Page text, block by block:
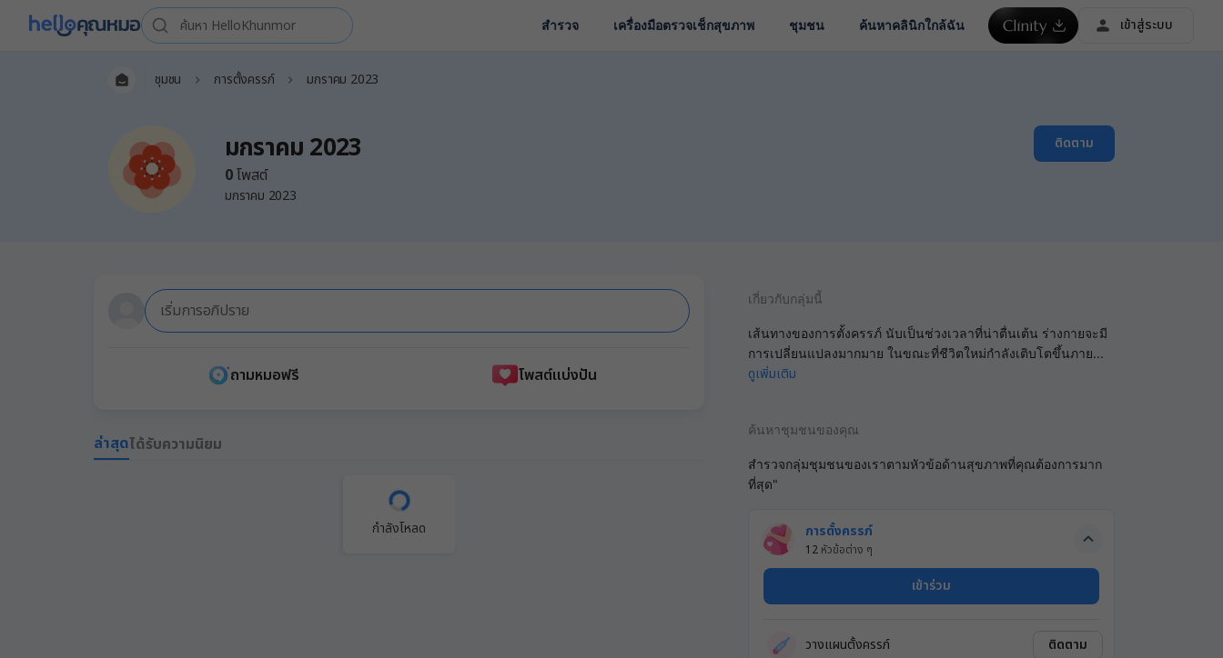
สำรวจ เครื่องมือตรวจเช็กสุขภาพ ชุมชน ค้นหาคลินิกใกล้ฉัน เข้าสู่ระบบ
ชุมชน การตั้งครรภ์ มกราคม 2023
มกราคม 2023
0โพสต์
มกราคม 2023
ติดตาม
เริ่มการอภิปราย
ถามหมอฟรี โพสต์แบ่งปัน
ล่าสุดได้รับความนิยม
กำลังโหลด
เกี่ยวกับกลุ่มนี้
เส้นทางของการตั้งครรภ์ นับเป็นช่วงเวลาที่น่าตื่นเต้น ร่างกายจะมี
การเปลี่ยนแปลงมากมาย ในขณะที่ชีวิตใหม่กำลังเติบโตขึ้นภาย...
ดูเพิ่มเติม
ค้นหาชุมชนของคุณ
สำรวจกลุ่มชุมชนของเราตามหัวข้อด้านสุขภาพที่คุณต้องการมาก
ที่สุด"
การตั้งครรภ์
12 หัวข้อต่าง ๆ
เข้าร่วม
วางแผนตั้งครรภ์
ติดตาม